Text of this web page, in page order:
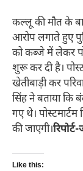
कल्लू की मौत के
आरोप लगाते हुए
को कब्जे में लेकर
शुरू कर दी है।
खेतीबाड़ी कर
सिंह ने बताया कि
गए थे।
की जाएगी।
Like this: